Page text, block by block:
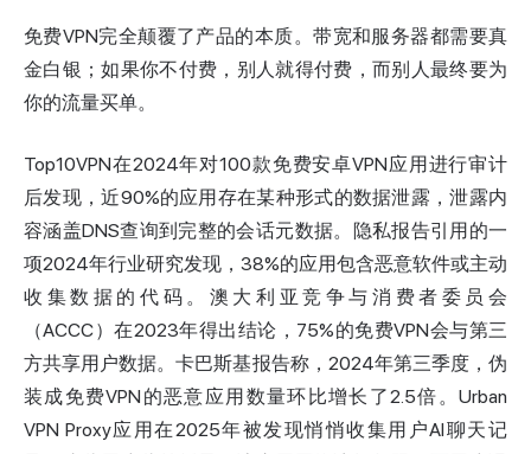
免费VPN完全颠覆了产品的本质。带宽和服务器都需要真
金白银；如果你不付费，别人就得付费，而别人最终要为
你的流量买单。
Top10VPN在2024年对100款免费安卓VPN应用进行审计
后发现，近90%的应用存在某种形式的数据泄露，泄露内
容涵盖DNS查询到完整的会话元数据。隐私报告引用的一
项2024年行业研究发现，38%的应用包含恶意软件或主动
收集数据的代码。澳大利亚竞争与消费者委员会
（ACCC）在2023年得出结论，75%的免费VPN会与第三
方共享用户数据。卡巴斯基报告称，2024年第三季度，伪
装成免费VPN的恶意应用数量环比增长了2.5倍。Urban
VPN Proxy应用在2025年被发现悄悄收集用户AI聊天记